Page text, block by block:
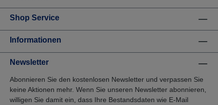
Shop Service
Informationen
Newsletter
Abonnieren Sie den kostenlosen Newsletter und verpassen Sie
keine Aktionen mehr. Wenn Sie unseren Newsletter abonnieren,
willigen Sie damit ein, dass Ihre Bestandsdaten wie E-Mail